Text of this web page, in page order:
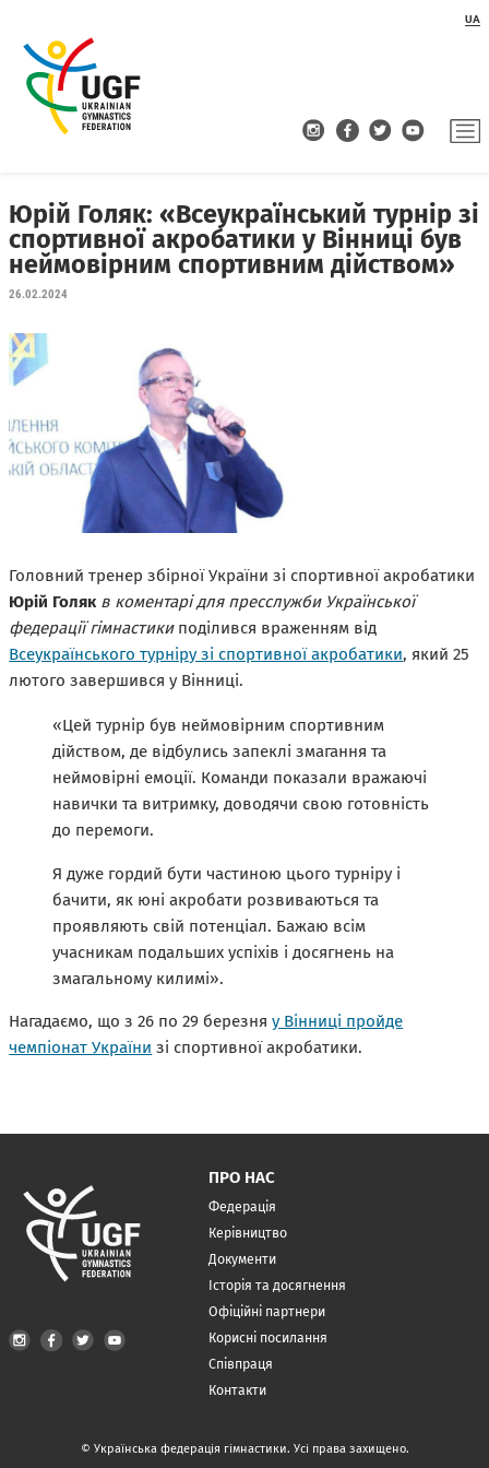
UA
Юрій Голяк: «Всеукраїнський турнір зі
спортивної акробатики у Вінниці був
неймовірним спортивним дійством»
26.02.2024
Головний тренер збірної України зі спортивної акробатики
Юрій Голяк в коментарі для пресслужби Української
федерації гімнастикиподілився враженням від
Всеукраїнського турніру зі спортивної акробатики, який 25
лютого завершився у Вінниці.
«Цей турнір був неймовірним спортивним
дійством, де відбулись запеклі змагання та
неймовірні емоції. Команди показали вражаючі
навички та витримку, доводячи свою готовність
до перемоги.
Я дуже гордий бути частиною цього турніру і
бачити, як юні акробати розвиваються та
проявляють свій потенціал. Бажаю всім
учасникам подальших успіхів і досягнень на
змагальному килимі».
Нагадаємо, що з 26 по 29 березняу Вінниці пройде
чемпіонат України зі спортивної акробатики.
ПРО НАС
Федерація
Керівництво
Документи
Історія та досягнення
Офіційні партнери
Корисні посилання
Співпраця
Контакти
© Українська федерація гімнастики. Усі права захищено.